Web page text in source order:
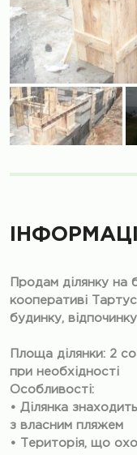
Продам ділянку на
кооперативі
будинку,
Площа ділянки: 2
при необхідності
Особливості:
• Ділянка
з власним пляжем
• Територія, що